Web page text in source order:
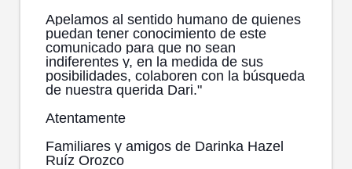
Apelamos al sentido humano de quienes
puedan tener conocimiento de este
comunicado para que no sean
indiferentes y, en la medida de sus
posibilidades, colaboren con la búsqueda
de nuestra querida Dari."
Atentamente
Familiares y amigos de Darinka Hazel
Ruíz Orozco